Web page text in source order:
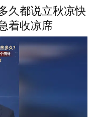
久都说立秋凉快
着收凉席